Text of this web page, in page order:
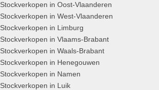
Stockverkopen in Oost-Vlaanderen
Stockverkopen in West-Vlaanderen
Stockverkopen in Limburg
Stockverkopen in Vlaams-Brabant
Stockverkopen in Waals-Brabant
Stockverkopen in Henegouwen
Stockverkopen in Namen
Stockverkopen in Luik